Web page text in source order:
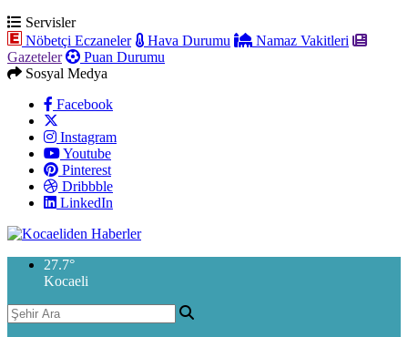
Servisler
Nöbetçi Eczaneler
Hava Durumu
Namaz Vakitleri
Gazeteler
Puan Durumu
Sosyal Medya
Facebook
Instagram
Youtube
Pinterest
Dribbble
LinkedIn
27.7°
Kocaeli